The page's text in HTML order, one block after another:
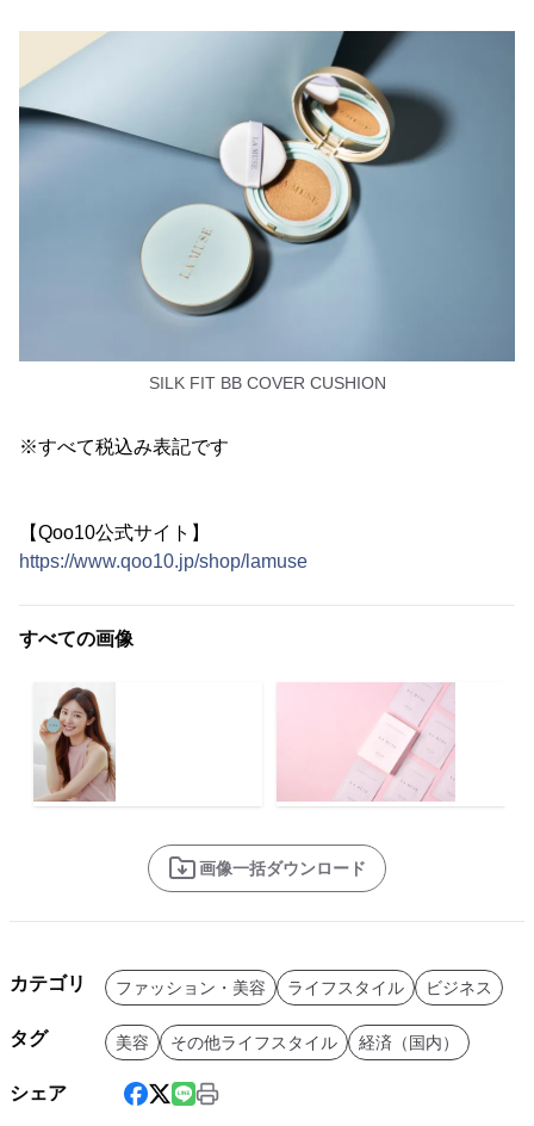
SILK FIT BB COVER CUSHION
※すべて税込み表記です
【Qoo10公式サイト】
https://www.qoo10.jp/shop/lamuse
すべての画像
画像一括ダウンロード
カテゴリ ファッション・美容 ライフスタイル ビジネス
タグ 美容 その他ライフスタイル 経済（国内）
シェア